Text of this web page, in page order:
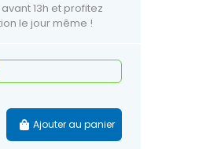
13h et profitez
le jour même !
Ajouter au panier